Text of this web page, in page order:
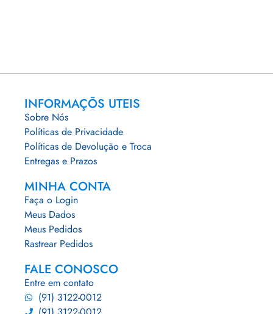
INFORMAÇÕS UTEIS
Sobre Nós
Políticas de Privacidade
Políticas de Devolução e Troca
Entregas e Prazos
MINHA CONTA
Faça o Login
Meus Dados
Meus Pedidos
Rastrear Pedidos
FALE CONOSCO
Entre em contato
(91) 3122-0012